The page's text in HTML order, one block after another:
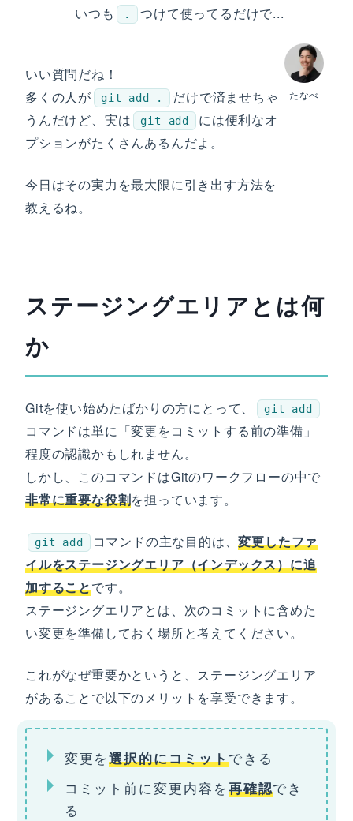
いつも
. つけて使ってるだけで...
たなべ
いい質問だね！
多くの人が
git add .
だけで済ませちゃ
うんだけど、実は
git add
には便利なオ
プションがたくさんあるんだよ。
今日はその実力を最大限に引き出す方法を
教えるね。
ステージングエリアとは何
か
Gitを使い始めたばかりの方にとって、 git add
コマンドは単に「変更をコミットする前の準備」
程度の認識かもしれません。
しかし、このコマンドはGitのワークフローの中で
非常に重要な役割を担っています。
git add コマンドの主な目的は、変更したファ
イルをステージングエリア（インデックス）に追
加することです。
ステージングエリアとは、次のコミットに含めた
い変更を準備しておく場所と考えてください。
これがなぜ重要かというと、ステージングエリア
があることで以下のメリットを享受できます。
変更を選択的にコミットできる
コミット前に変更内容を再確認でき
る